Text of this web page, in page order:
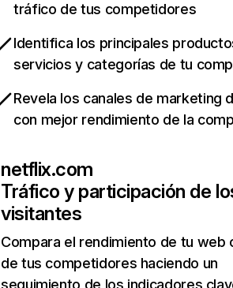
tráfico de tus competidores
Identifica los principales
servicios y categorías de tu
Revela los canales de marketing
con mejor rendimiento de la
netflix.com
Tráfico y participación de
visitantes
Compara el rendimiento de tu web
de tus competidores haciendo un
seguimiento de los indicadores